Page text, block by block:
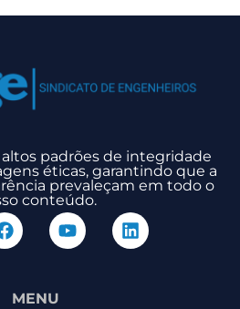
padrões de integridade
éticas, garantindo que a
prevaleçam em todo o
conteúdo.
MENU